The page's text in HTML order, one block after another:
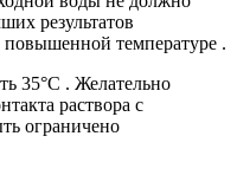
результатов
температуре .
35°С . Желательно
раствора с
ограничено